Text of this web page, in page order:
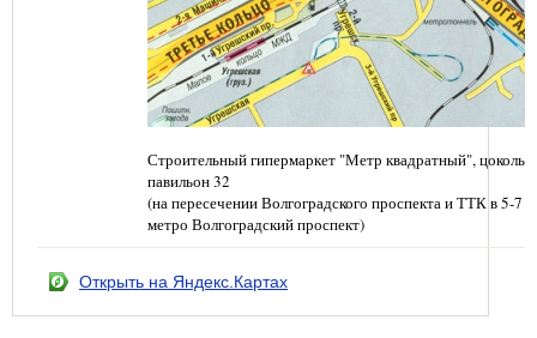
Строительный гипермаркет "Метр квадратный",
павильон 32
(на пересечении Волгоградского проспекта и ТТК в 5-7
метро Волгоградский проспект)
Открыть на Яндекс.Картах